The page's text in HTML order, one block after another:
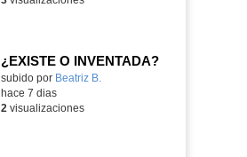
¿EXISTE O INVENTADA?
Contenido educativo.
subido por Beatriz B.
hace 7 dias
2 visualizaciones